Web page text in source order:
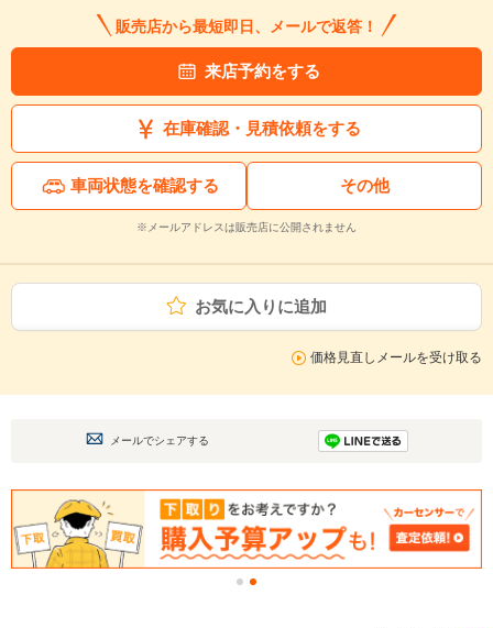
販売店から最短即日、メールで返答！
来店予約をする
在庫確認・見積依頼をする
車両状態を確認する その他
※メールアドレスは販売店に公開されません
お気に入りに追加
価格見直しメールを受け取る
メールでシェアする